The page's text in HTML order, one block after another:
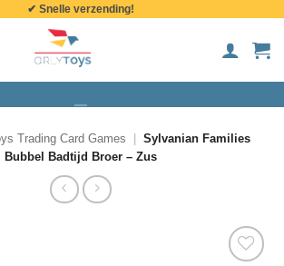
✔ Snelle verzending!
Trading Card Games
Sylvanian Families
Bubbel Badtijd Broer – Zus